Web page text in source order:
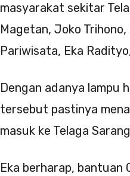
masyarakat sekitar
Magetan, Joko
Pariwisata, Eka
Dengan adanya lampu
tersebut pastinya
masuk ke Telaga
Eka berharap, bantuan